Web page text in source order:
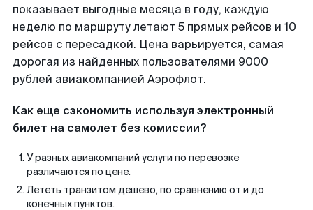
показывает выгодные месяца в году, каждую
неделю по маршруту летают 5 прямых рейсов и 10
рейсов с пересадкой. Цена варьируется, самая
дорогая из найденных пользователями 9000
рублей авиакомпанией Аэрофлот.
Как еще сэкономить используя электронный
билет на самолет без комиссии?
У разных авиакомпаний услуги по перевозке
различаются по цене.
Лететь транзитом дешево, по сравнению от и до
конечных пунктов.